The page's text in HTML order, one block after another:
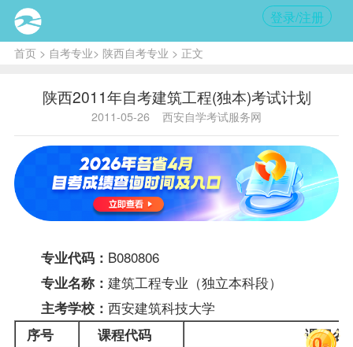
登录/注册
首页> 自考专业> 陕西自考专业 > 正文
陕西2011年自考建筑工程(独本)考试计划
2011-05-26 西安自学考试服务网
专业代码： B080806
专业名称： 建筑工程专业（独立本科段）
主考学校： 西安建筑科技大学
序号 课程代码
课程